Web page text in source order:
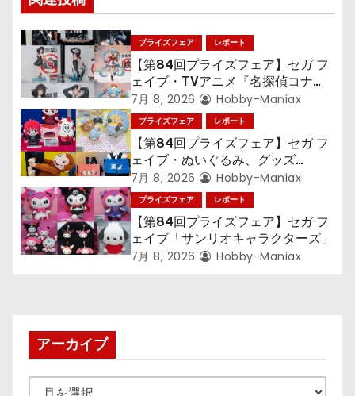
シ
ョ
ン
プライズフェア レポート
【第84回プライズフェア】セガ フ
ェイブ・TVアニメ『名探偵コナ
ン』TVアニメ『呪術廻戦』『〈物
語〉シリーズ』「初音ミク」
7月 8, 2026 Hobby-Maniax
プライズフェア レポート
【第84回プライズフェア】セガ フ
ェイブ・ぬいぐるみ、グッズ
『LiSA』『ミニオン』『おさるの
ジョージ』『ポケットモンスター』
7月 8, 2026 Hobby-Maniax
プライズフェア レポート
【第84回プライズフェア】セガ フ
ェイブ「サンリオキャラクターズ」
7月 8, 2026 Hobby-Maniax
アーカイブ